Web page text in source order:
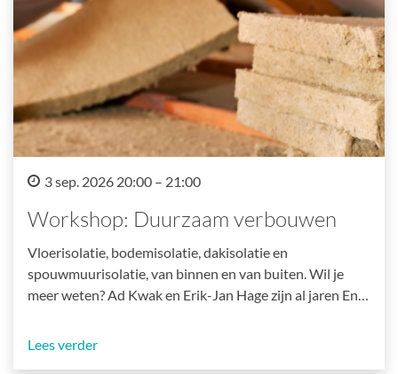
3 sep. 2026 20:00 – 21:00
Workshop: Duurzaam verbouwen
Vloerisolatie, bodemisolatie, dakisolatie en
spouwmuurisolatie, van binnen en van buiten. Wil je
meer weten? Ad Kwak en Erik-Jan Hage zijn al jaren En…
Lees verder